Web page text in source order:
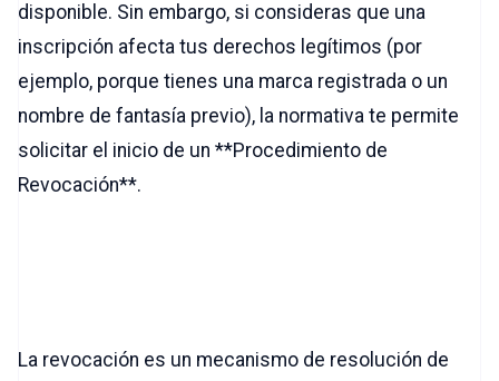
disponible. Sin embargo, si consideras que una
inscripción afecta tus derechos legítimos (por
ejemplo, porque tienes una marca registrada o un
nombre de fantasía previo), la normativa te permite
solicitar el inicio de un **Procedimiento de
Revocación**.
La revocación es un mecanismo de resolución de